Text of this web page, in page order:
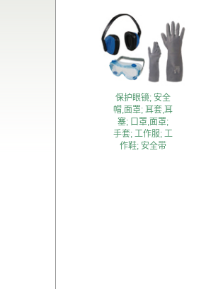
保护眼镜; 安全
帽,面罩; 耳套,耳
塞; 口罩,面罩;
手套; 工作服; 工
作鞋; 安全带